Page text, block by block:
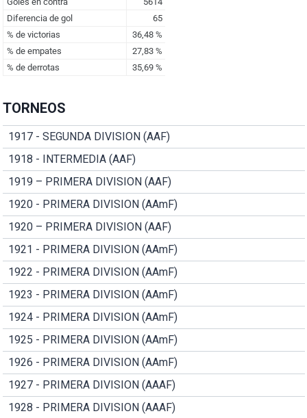
TORNEOS
1917 - SEGUNDA DIVISION (AAF)
1918 - INTERMEDIA (AAF)
1919 – PRIMERA DIVISION (AAF)
1920 - PRIMERA DIVISION (AAmF)
1920 – PRIMERA DIVISION (AAF)
1921 - PRIMERA DIVISION (AAmF)
1922 - PRIMERA DIVISION (AAmF)
1923 - PRIMERA DIVISION (AAmF)
1924 - PRIMERA DIVISION (AAmF)
1925 - PRIMERA DIVISION (AAmF)
1926 - PRIMERA DIVISION (AAmF)
1927 - PRIMERA DIVISION (AAAF)
1928 - PRIMERA DIVISION (AAAF)